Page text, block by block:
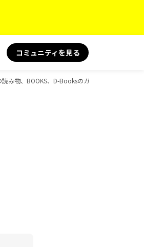
コミュニティを見る
み物、BOOKS、D-Booksのガイドブック一覧